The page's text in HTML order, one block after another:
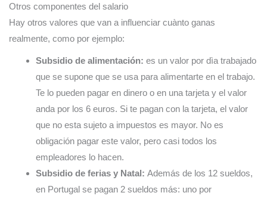
Otros componentes del salario
Hay otros valores que van a influenciar cuànto ganas
realmente, como por ejemplo:
Subsidio de alimentación: es un valor por dìa trabajado
que se supone que se usa para alimentarte en el trabajo.
Te lo pueden pagar en dinero o en una tarjeta y el valor
anda por los 6 euros. Si te pagan con la tarjeta, el valor
que no esta sujeto a impuestos es mayor. No es
obligación pagar este valor, pero casi todos los
empleadores lo hacen.
Subsidio de ferias y Natal: Además de los 12 sueldos,
en Portugal se pagan 2 sueldos más: uno por